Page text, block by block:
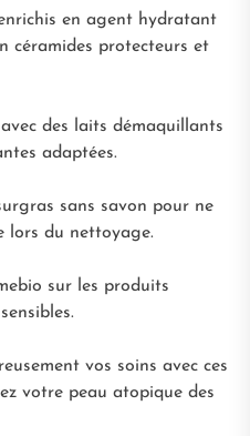
en agent hydratant
céramides protecteurs et
des laits démaquillants
adaptées.
sans savon pour ne
lors du nettoyage.
sur les produits
vos soins avec ces
votre peau atopique des